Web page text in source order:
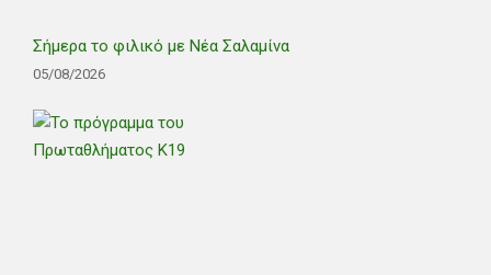
Σήμερα το φιλικό με Νέα Σαλαμίνα
05/08/2026